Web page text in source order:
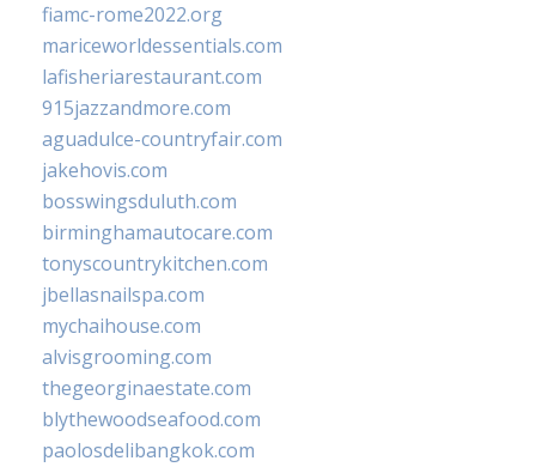
fiamc-rome2022.org
mariceworldessentials.com
lafisheriarestaurant.com
915jazzandmore.com
aguadulce-countryfair.com
jakehovis.com
bosswingsduluth.com
birminghamautocare.com
tonyscountrykitchen.com
jbellasnailspa.com
mychaihouse.com
alvisgrooming.com
thegeorginaestate.com
blythewoodseafood.com
paolosdelibangkok.com